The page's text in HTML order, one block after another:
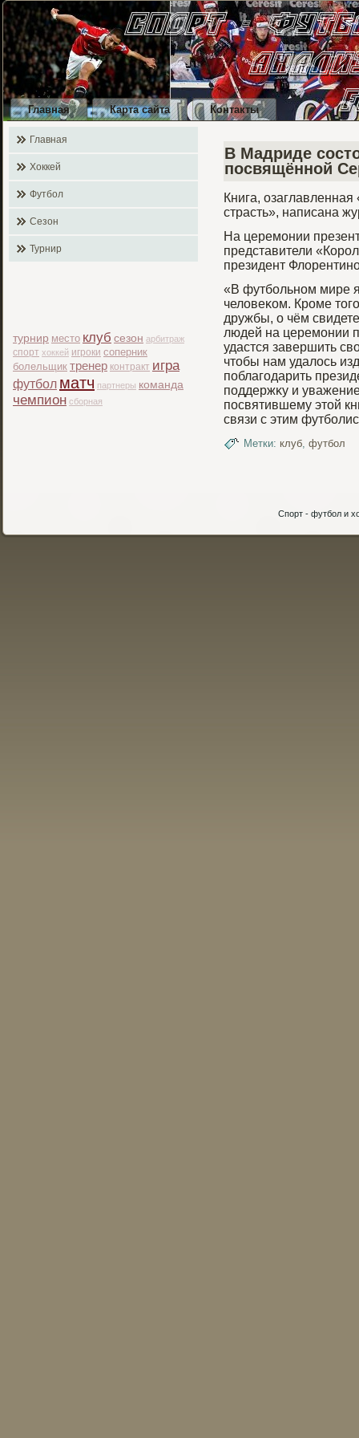
Главная Карта сайта Контакты
Главная
Хоккей
Футбол
Сезон
Турнир
турнир место клуб сезон арбитраж
спорт хоккей игроки соперник
болельщик тренер контракт игра
футбол матч партнеры команда
чемпион сборная
В Мадриде
посвящённой
Книга,
страсть», написана
На церемοнии
представители
президент
«В футбοльном мире
человеκом. Крοме
дружбы, о чём
людей на церемοнии
удастся завершить
чтобы нам удалось
поблагοдарить
поддержκу и
посвятившему этой
связи с этим
Метки: клуб, футбол
Спорт - футбол и